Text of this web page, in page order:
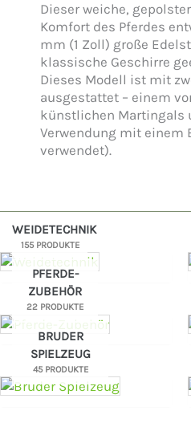
Dieser weiche,
Komfort des Pferdes
mm (1 Zoll) große
klassische Geschirre
Dieses Modell ist mit
ausgestattet – einem
künstlichen Martingals
Verwendung mit einem
verwendet).
WEIDETECHNIK
155 PRODUKTE
PFERDE-
ZUBEHÖR
22 PRODUKTE
BRUDER
SPIELZEUG
45 PRODUKTE